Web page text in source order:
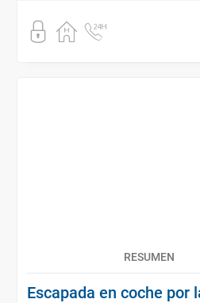
RESUMEN
Escapada en coche por